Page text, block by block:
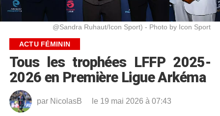
@Sandra Ruhaut/Icon Sport) - Photo by Icon Sport
ACTU FÉMININ
Tous les trophées LFFP 2025-
2026 en Première Ligue Arkéma
par NicolasB le 19 mai 2026 à 07:43